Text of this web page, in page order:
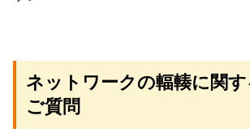
ネットワークの輻輳に関
ご質問